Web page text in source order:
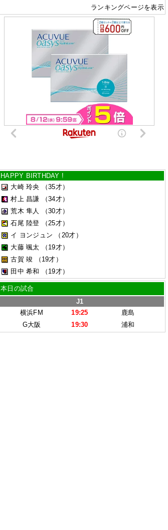
ランキングページを表示
HAPPY BIRTHDAY !
大崎 玲央
（35才）
村上 昌謙
（34才）
荒木 隼人
（30才）
石尾 陸登
（25才）
イ ヨンジュン
（20才）
大藤 颯太
（19才）
古賀 竣
（19才）
田中 希和
（19才）
本日の試合
J1
横浜FM
19:25
鹿島
G大阪
19:30 浦和